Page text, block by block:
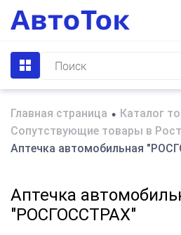
Главная страница • Каталог
Сопутствующие товары в
Аптечка автомобильная
Аптечка
"РОСГОССТРАХ"